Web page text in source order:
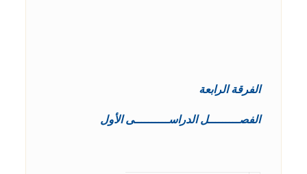
الفرقة الرابعة
الفصـــــــــل الدراســــــــــى الأول